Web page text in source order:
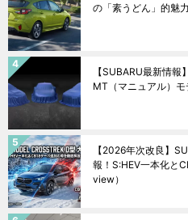
の「素うどん」的魅
【SUBARU最新情
MT（マニュアル）
【2026年次改良】
報！S:HEV一本化と
view）